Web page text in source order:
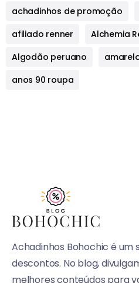
achadinhos de promoção
afiliado renner
Alchemia
Algodão peruano
anos 90 roupa
Achadinhos Bohochic é um
descontos. No blog,
melhores conteúdos para